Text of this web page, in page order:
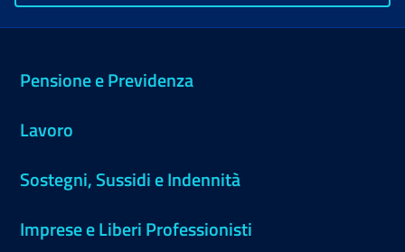
Pensione e Previdenza
Lavoro
Sostegni, Sussidi e Indennità
Imprese e Liberi Professionisti